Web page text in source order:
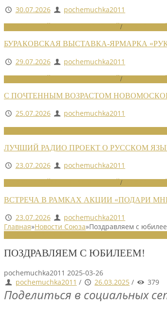
30.07.2026
pochemuchka2011
/
БУРАКОВСКАЯ ВЫСТАВКА-ЯРМАРКА
29.07.2026
pochemuchka2011
/
С ПОЧТЕННЫМ ВОЗРАСТОМ
25.07.2026
pochemuchka2011
ЛУЧШИЙ РАДИО ПРОЕКТ О РУССКОМ
23.07.2026
pochemuchka2011
/
ВСТРЕЧА В РАМКАХ АКЦИИ «ПОДАРИ
23.07.2026
pochemuchka2011
Главная»Новости Союза»Поздравляем с
ПОЗДРАВЛЯЕМ С ЮБИЛЕЕМ!
pochemuchka2011 2025-03-26
pochemuchka2011 / 26.03.2025 / 379
Поделиться в социальных